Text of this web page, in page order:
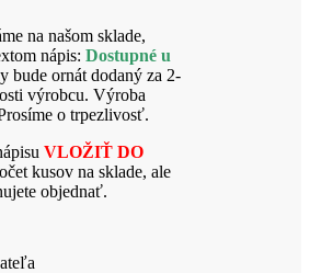
na našom sklade,
nápis: Dostupné u
bude ornát dodaný za 2-
výrobcu. Výroba
o trpezlivosť.
VLOŽIŤ DO
kusov na sklade, ale
objednať.